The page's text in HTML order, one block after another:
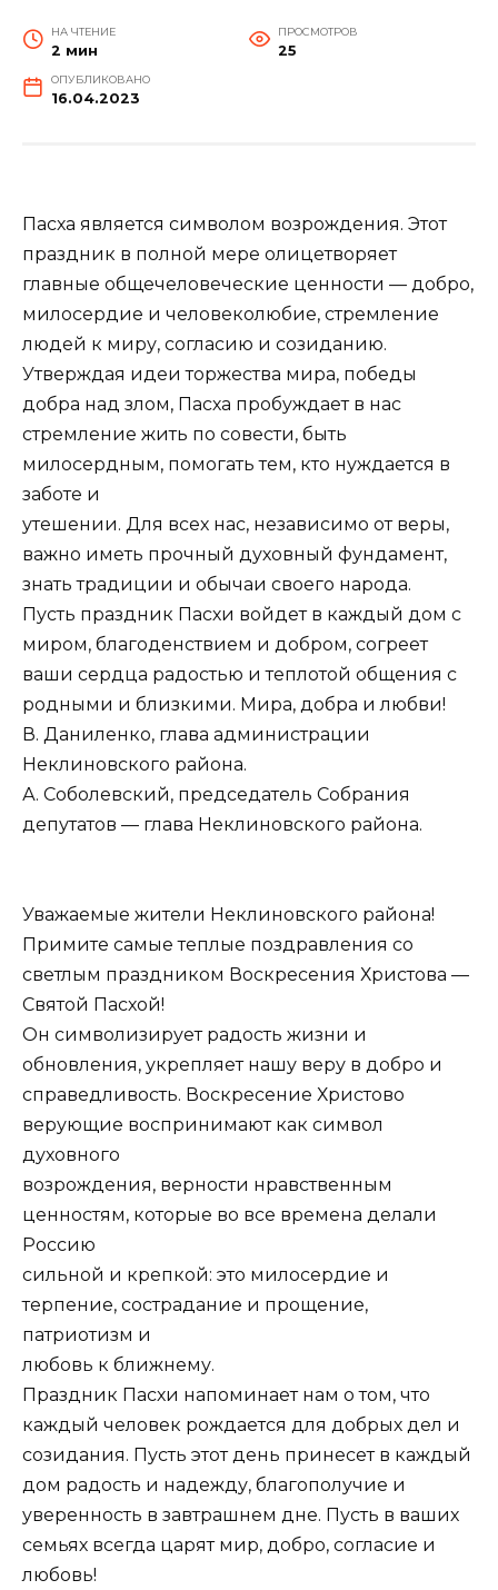
НА ЧТЕНИЕ
2 мин
ПРОСМОТРОВ
25
ОПУБЛИКОВАНО
16.04.2023
Пасха является символом возрождения. Этот
праздник в полной мере олицетворяет
главные общечеловеческие ценности — добро,
милосердие и человеколюбие, стремление
людей к миру, согласию и созиданию.
Утверждая идеи торжества мира, победы
добра над злом, Пасха пробуждает в нас
стремление жить по совести, быть
милосердным, помогать тем, кто нуждается в
заботе и
утешении. Для всех нас, независимо от веры,
важно иметь прочный духовный фундамент,
знать традиции и обычаи своего народа.
Пусть праздник Пасхи войдет в каждый дом с
миром, благоденствием и добром, согреет
ваши сердца радостью и теплотой общения с
родными и близкими. Мира, добра и любви!
В. Даниленко, глава администрации
Неклиновского района.
А. Соболевский, председатель Собрания
депутатов — глава Неклиновского района.
Уважаемые жители Неклиновского района!
Примите самые теплые поздравления со
светлым праздником Воскресения Христова —
Святой Пасхой!
Он символизирует радость жизни и
обновления, укрепляет нашу веру в добро и
справедливость. Воскресение Христово
верующие воспринимают как символ
духовного
возрождения, верности нравственным
ценностям, которые во все времена делали
Россию
сильной и крепкой: это милосердие и
терпение, сострадание и прощение,
патриотизм и
любовь к ближнему.
Праздник Пасхи напоминает нам о том, что
каждый человек рождается для добрых дел и
созидания. Пусть этот день принесет в каждый
дом радость и надежду, благополучие и
уверенность в завтрашнем дне. Пусть в ваших
семьях всегда царят мир, добро, согласие и
любовь!